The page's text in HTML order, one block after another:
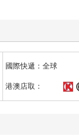
國際快遞：全球
港澳店取：